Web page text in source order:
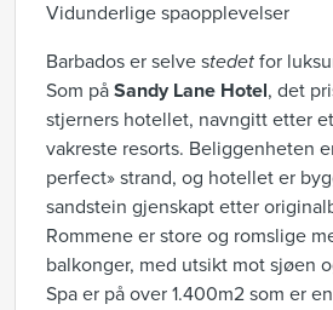
Vidunderlige spaopplevelser
Barbados er selve stedet for
Som på Sandy Lane Hotel, det
stjerners hotellet, navngitt etter
vakreste resorts. Beliggenheten
perfect» strand, og hotellet er
sandstein gjenskapt etter
Rommene er store og romslige
balkonger, med utsikt mot sjøen
Spa er på over 1.400m2 som er